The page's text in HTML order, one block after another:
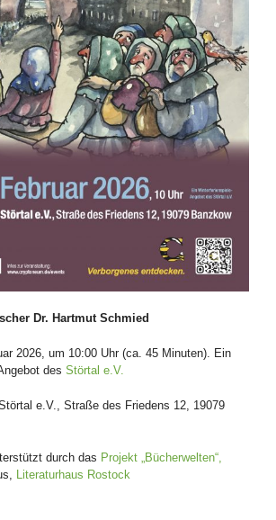
Dr. Hartmut Schmied
2026, um 10:00 Uhr (ca. 45 Minuten). Ein
des Störtal e.V.
e.V., Straße des Friedens 12, 19079
durch das Projekt „Bücherwelten“,
Literaturhaus Rostock